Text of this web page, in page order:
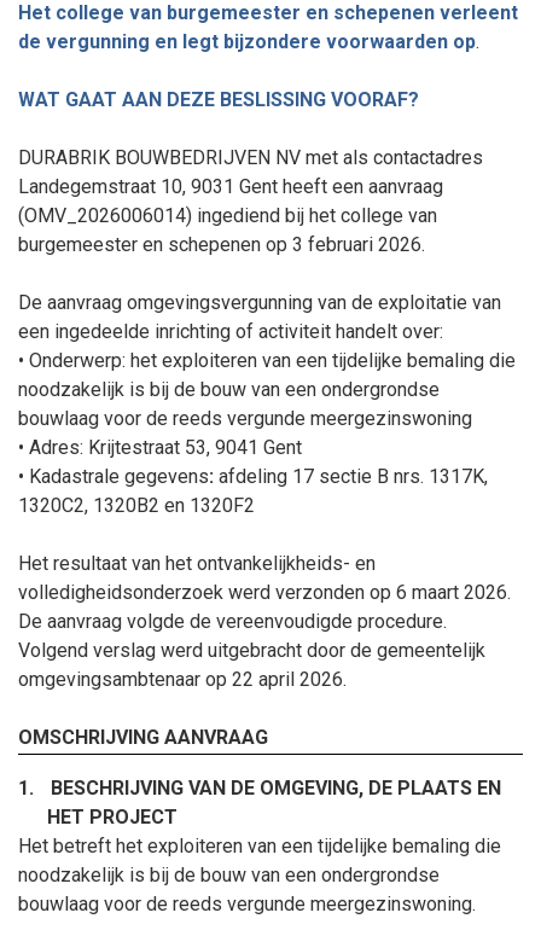
Het college van burgemeester en schepenen verleent
de vergunning en legt bijzondere voorwaarden op.
WAT GAAT AAN DEZE BESLISSING VOORAF?
DURABRIK BOUWBEDRIJVEN NV met als contactadres
Landegemstraat 10, 9031 Gent heeft een aanvraag
(OMV_2026006014) ingediend bij het college van
burgemeester en schepenen op 3 februari 2026.
De aanvraag omgevingsvergunning van de exploitatie van
een ingedeelde inrichting of activiteit handelt over:
• Onderwerp: het exploiteren van een tijdelijke bemaling die
noodzakelijk is bij de bouw van een ondergrondse
bouwlaag voor de reeds vergunde meergezinswoning
• Adres: Krijtestraat 53, 9041 Gent
• Kadastrale gegevens: afdeling 17 sectie B nrs. 1317K,
1320C2, 1320B2 en 1320F2
Het resultaat van het ontvankelijkheids- en
volledigheidsonderzoek werd verzonden op 6 maart 2026.
De aanvraag volgde de vereenvoudigde procedure.
Volgend verslag werd uitgebracht door de gemeentelijk
omgevingsambtenaar op 22 april 2026.
OMSCHRIJVING AANVRAAG
1.
BESCHRIJVING VAN DE OMGEVING, DE PLAATS EN
HET PROJECT
Het betreft het exploiteren van een tijdelijke bemaling die
noodzakelijk is bij de bouw van een ondergrondse
bouwlaag voor de reeds vergunde meergezinswoning.